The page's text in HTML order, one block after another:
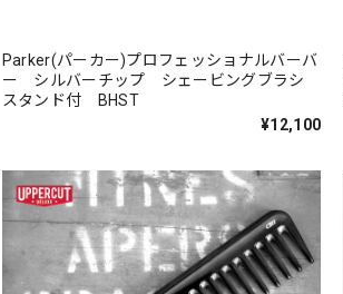
Parker(パーカー)プロフェッショナルバーバ
ー シルバーチップ シェービングブラシ
スタンド付 BHST
¥12,100